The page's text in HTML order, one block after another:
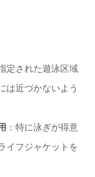
定された遊泳区域
は近づかないよう
：特に泳ぎが得意
イフジャケットを